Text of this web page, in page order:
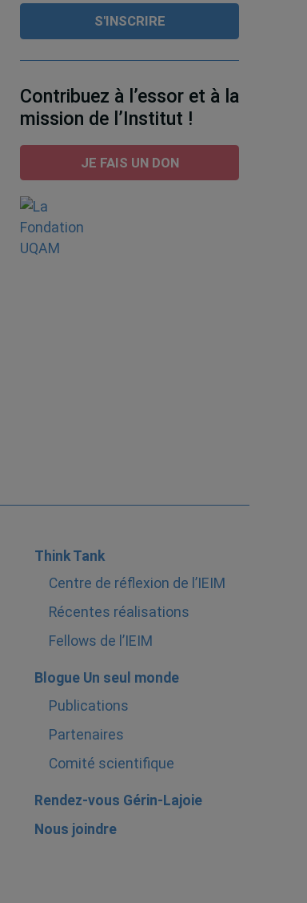
Contribuez à l’essor et à la
mission de l’Institut !
JE FAIS UN DON
Think Tank
Centre de réflexion de l’IEIM
Récentes réalisations
Fellows de l’IEIM
Blogue Un seul monde
Publications
Partenaires
Comité scientifique
Rendez-vous Gérin-Lajoie
Nous joindre